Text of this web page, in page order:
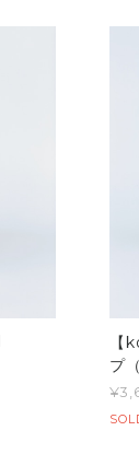
プ